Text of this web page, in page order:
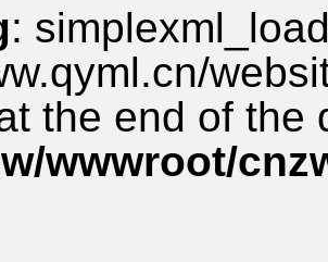
:
the end of the
wwwroot/